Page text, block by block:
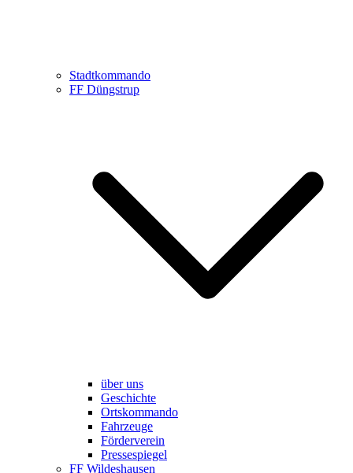
Stadtkommando
FF Düngstrup
über uns
Geschichte
Ortskommando
Fahrzeuge
Förderverein
Pressespiegel
FF Wildeshausen